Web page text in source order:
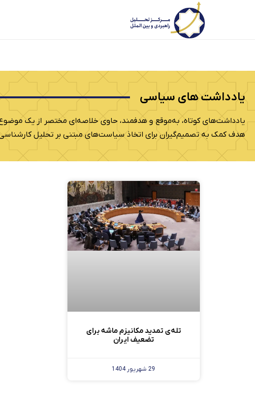
یادداشت های سیاسی
یادداشت‌های کوتاه، به‌موقع و هدفمند، حاوی خلاصه‌ای مختصر از یک
هدف کمک به تصمیم‌گیران برای اتخاذ سیاست‌های مبتنی بر تحلیل
تله‌ی تمدید مکانیزم ماشه برای
تضعیف ایران
29 شهریور 1404